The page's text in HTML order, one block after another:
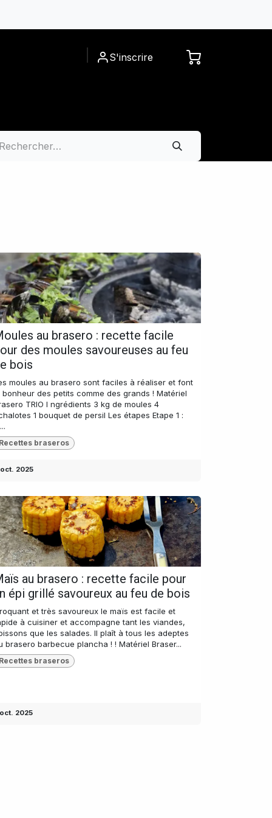
S'inscrire
au brasero : recette facile
des moules savoureuses au feu
bois
moules au brasero sont faciles à réaliser et font
bonheur des petits comme des grands ! Matériel
TRIO I ngrédients 3 kg de moules 4
1 bouquet de persil Les étapes Etape 1 :
braseros
2025
au brasero : recette facile pour
épi grillé savoureux au feu de bois
et très savoureux le maïs est facile et
à cuisiner et accompagne tant les viandes,
que les salades. Il plaît à tous les adeptes
brasero barbecue plancha ! ! Matériel Braser...
braseros
2025